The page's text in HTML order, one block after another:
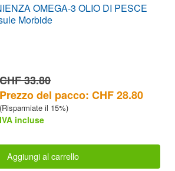
OMEGA-3 OLIO DI PESCE
Morbide
CHF 33.80
Prezzo del pacco: CHF 28.80
(Risparmiate il 15%)
IVA incluse
Aggiungi al carrello